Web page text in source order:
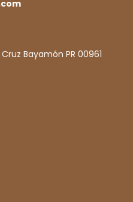
Bayamón PR 00961